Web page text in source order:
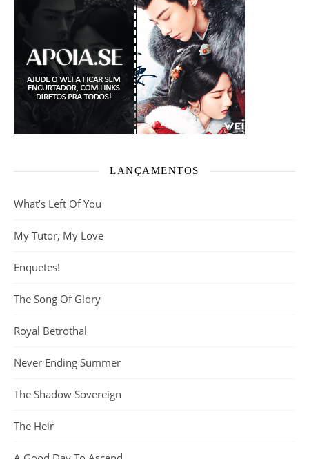
LANÇAMENTOS
What’s Left Of You
My Tutor, My Love
Enquetes!
The Song Of Glory
Royal Betrothal
Never Ending Summer
The Shadow Sovereign
The Heir